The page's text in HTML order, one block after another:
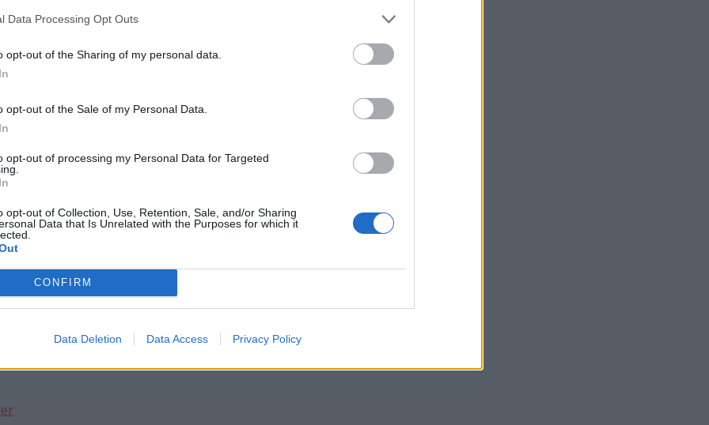
Data Processing Opt Outs
opt-out of the Sharing of my personal data.
opt-out of the Sale of my Personal Data.
opt-out of processing my Personal Data for Targeted
opt-out of Collection, Use, Retention, Sale, and/or Sharing
Data that Is Unrelated with the Purposes for which it
CONFIRM
Data Deletion Data Access Privacy Policy